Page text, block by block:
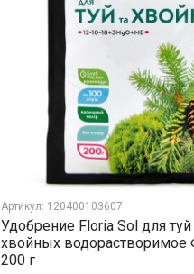
Артикул: 120400103607
Удобрение Floria Sol для туй
хвойных водорастворимое
200 г